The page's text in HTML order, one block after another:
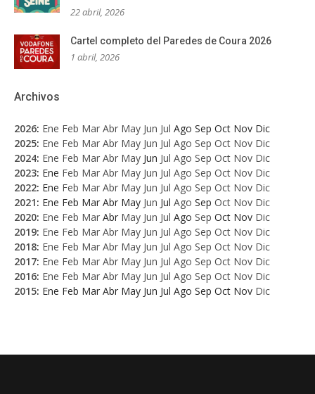
22 abril, 2026
Cartel completo del Paredes de Coura 2026
1 abril, 2026
Archivos
2026: Ene Feb Mar Abr May Jun Jul Ago Sep Oct Nov Dic
2025: Ene Feb Mar Abr May Jun Jul Ago Sep Oct Nov Dic
2024: Ene Feb Mar Abr May Jun Jul Ago Sep Oct Nov Dic
2023: Ene Feb Mar Abr May Jun Jul Ago Sep Oct Nov Dic
2022: Ene Feb Mar Abr May Jun Jul Ago Sep Oct Nov Dic
2021: Ene Feb Mar Abr May Jun Jul Ago Sep Oct Nov Dic
2020: Ene Feb Mar Abr May Jun Jul Ago Sep Oct Nov Dic
2019: Ene Feb Mar Abr May Jun Jul Ago Sep Oct Nov Dic
2018: Ene Feb Mar Abr May Jun Jul Ago Sep Oct Nov Dic
2017: Ene Feb Mar Abr May Jun Jul Ago Sep Oct Nov Dic
2016: Ene Feb Mar Abr May Jun Jul Ago Sep Oct Nov Dic
2015: Ene Feb Mar Abr May Jun Jul Ago Sep Oct Nov Dic